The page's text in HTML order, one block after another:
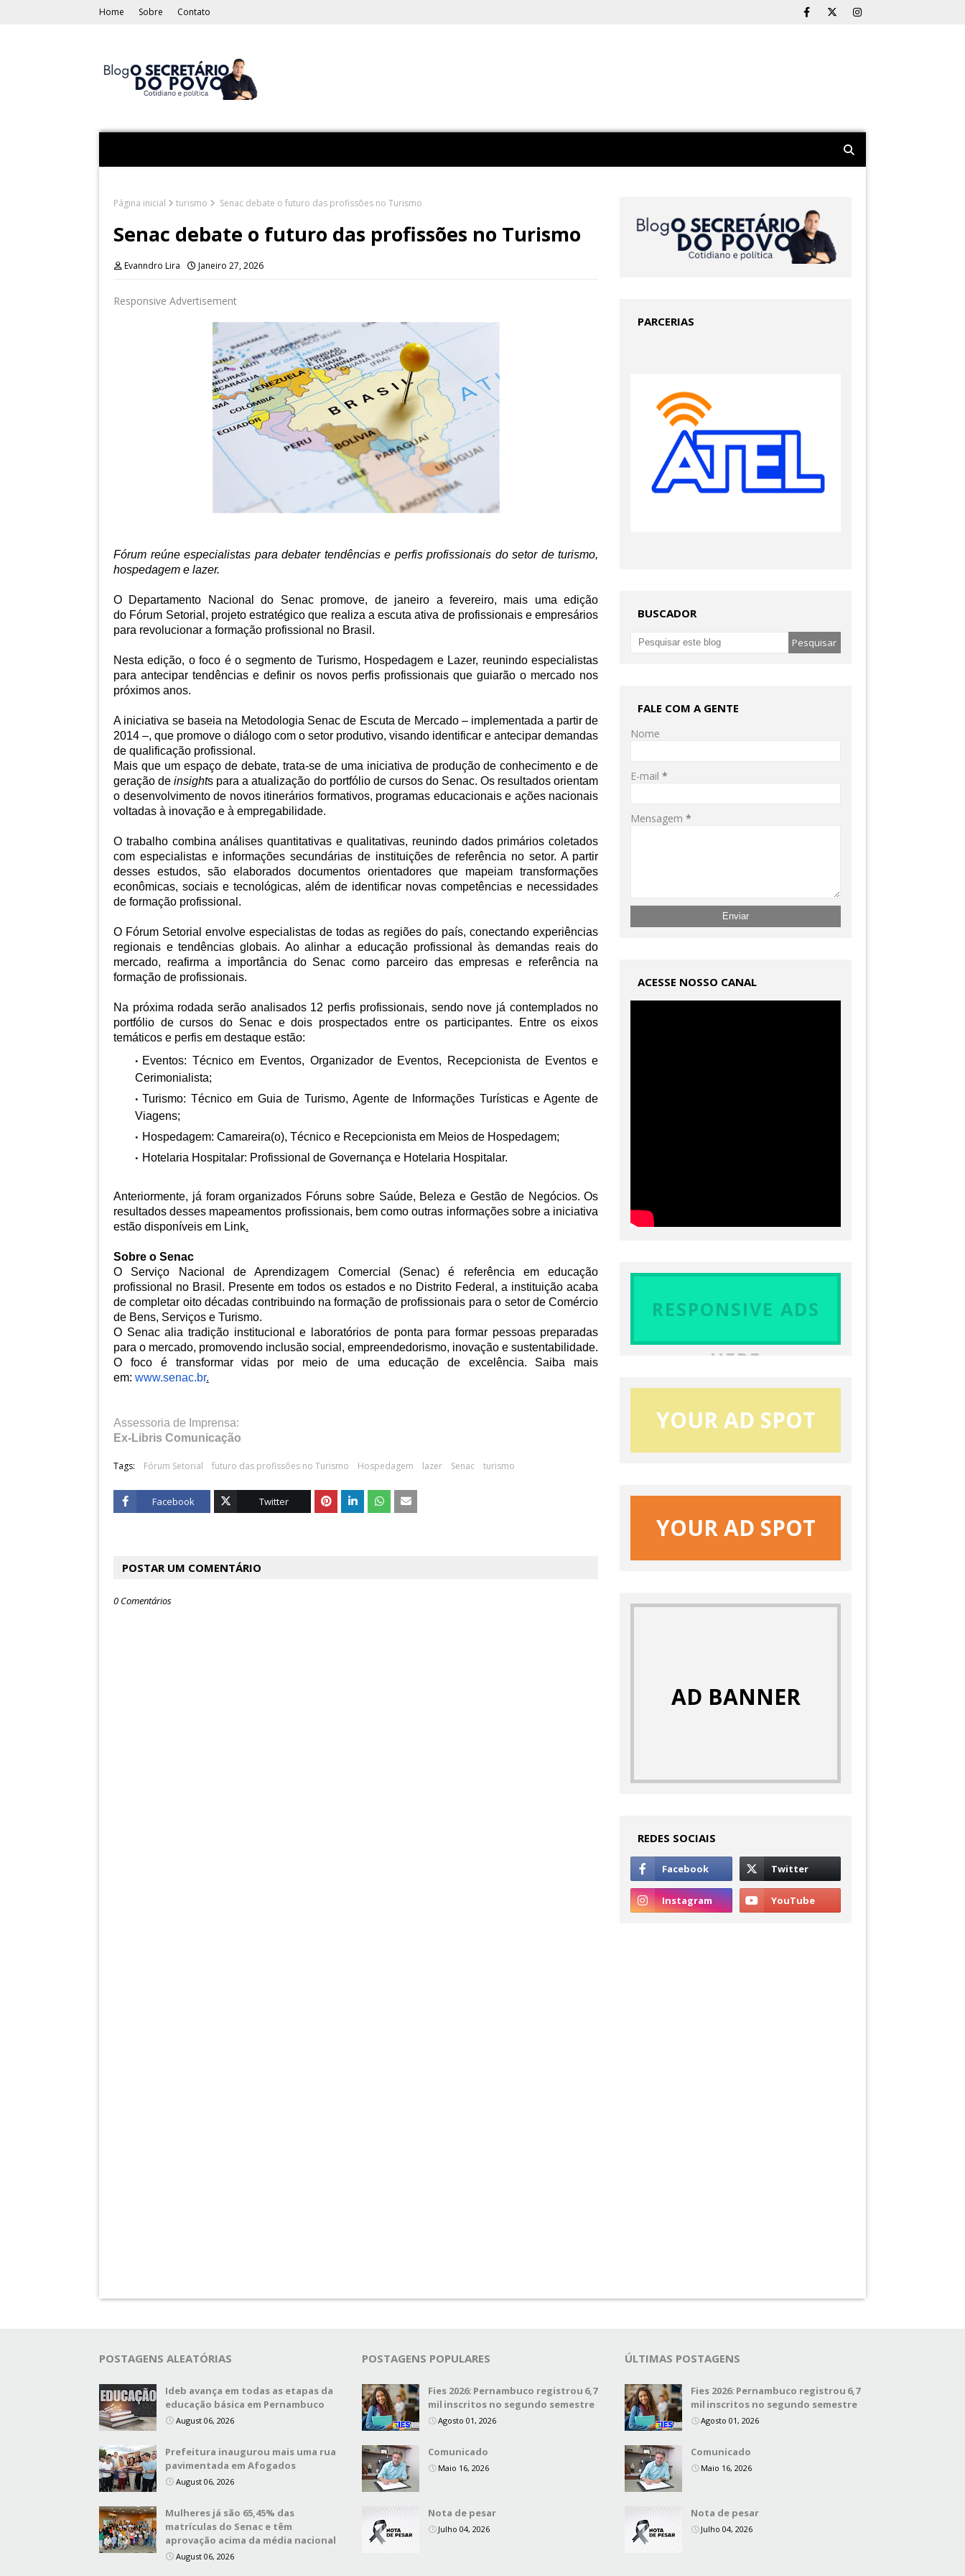
Home Sobre Contato
Página inicial turismo Senac debate o futuro das profissões no Turismo
Senac debate o futuro das profissões no Turismo
Evanndro Lira Janeiro 27, 2026
Responsive Advertisement
Fórum reúne especialistas para debater tendências e perfis profissionais do setor de turismo,
hospedagem e lazer.
O Departamento Nacional do Senac promove, de janeiro a fevereiro, mais uma edição
do Fórum Setorial , projeto estratégico que realiza a escuta ativa de profissionais e empresários
para revolucionar a formação profissional no Brasil.
Nesta edição, o foco é o segmento de Turismo, Hospedagem e Lazer, reunindo especialistas
para antecipar tendências e definir os novos perfis profissionais que guiarão o mercado nos
próximos anos.
A iniciativa se baseia na Metodologia Senac de Escuta de Mercado – implementada a partir de
2014 –, que promove o diálogo com o setor produtivo, visando identificar e antecipar demandas
de qualificação profissional.
Mais que um espaço de debate, trata-se de uma iniciativa de produção de conhecimento e de
geração deinsights para a atualização do portfólio de cursos do Senac. Os resultados orientam
o desenvolvimento de novos itinerários formativos, programas educacionais e ações nacionais
voltadas à inovação e à empregabilidade.
O trabalho combina análises quantitativas e qualitativas, reunindo dados primários coletados
com especialistas e informações secundárias de instituições de referência no setor. A partir
desses estudos, são elaborados documentos orientadores que mapeiam transformações
econômicas, sociais e tecnológicas, além de identificar novas competências e necessidades
de formação profissional.
O Fórum Setorial envolve especialistas de todas as regiões do país, conectando experiências
regionais e tendências globais. Ao alinhar a educação profissional às demandas reais do
mercado, reafirma a importância do Senac como parceiro das empresas e referência na
formação de profissionais.
Na próxima rodada serão analisados 12 perfis profissionais, sendo nove já contemplados no
portfólio de cursos do Senac e dois prospectados entre os participantes. Entre os eixos
temáticos e perfis em destaque estão:
Eventos: Técnico em Eventos, Organizador de Eventos, Recepcionista de Eventos e
Cerimonialista;
Turismo: Técnico em Guia de Turismo, Agente de Informações Turísticas e Agente de
Viagens;
Hospedagem: Camareira(o), Técnico e Recepcionista em Meios de Hospedagem;
Hotelaria Hospitalar: Profissional de Governança e Hotelaria Hospitalar.
Anteriormente, já foram organizados Fóruns sobre Saúde, Beleza e Gestão de Negócios. Os
resultados desses mapeamentos profissionais, bem como outras informações sobre a iniciativa
estão disponíveis em Link.
Sobre o Senac
O Serviço Nacional de Aprendizagem Comercial (Senac) é referência em educação
profissional no Brasil. Presente em todos os estados e no Distrito Federal, a instituição acaba
de completar oito décadas contribuindo na formação de profissionais para o setor de Comércio
de Bens, Serviços e Turismo.
O Senac alia tradição institucional e laboratórios de ponta para formar pessoas preparadas
para o mercado, promovendo inclusão social, empreendedorismo, inovação e sustentabilidade.
O foco é transformar vidas por meio de uma educação de excelência. Saiba mais
em: www.senac.br.
Assessoria de Imprensa:
Ex-Libris Comunicação
Tags: Fórum Setorial futuro das profissões no Turismo Hospedagem lazer Senac turismo
Facebook Twitter
POSTAR UM COMENTÁRIO
0 Comentários
PARCERIAS
BUSCADOR
FALE COM A GENTE
Nome
E-mail*
Mensagem*
ACESSE NOSSO CANAL
RESPONSIVE ADS
HERE
YOUR AD SPOT
YOUR AD SPOT
AD BANNER
REDES SOCIAIS
POSTAGENS ALEATÓRIAS
Ideb avança em todas as etapas da
educação básica em Pernambuco
August 06, 2026
Prefeitura inaugurou mais uma rua
pavimentada em Afogados
August 06, 2026
Mulheres já são 65,45% das
matrículas do Senac e têm
aprovação acima da média nacional
August 06, 2026
POSTAGENS POPULARES
Fies 2026: Pernambuco registrou 6,7
mil inscritos no segundo semestre
Agosto 01, 2026
Comunicado
Maio 16, 2026
Nota de pesar
Julho 04, 2026
ÚLTIMAS POSTAGENS
Fies 2026: Pernambuco registrou 6,7
mil inscritos no segundo semestre
Agosto 01, 2026
Comunicado
Maio 16, 2026
Nota de pesar
Julho 04, 2026